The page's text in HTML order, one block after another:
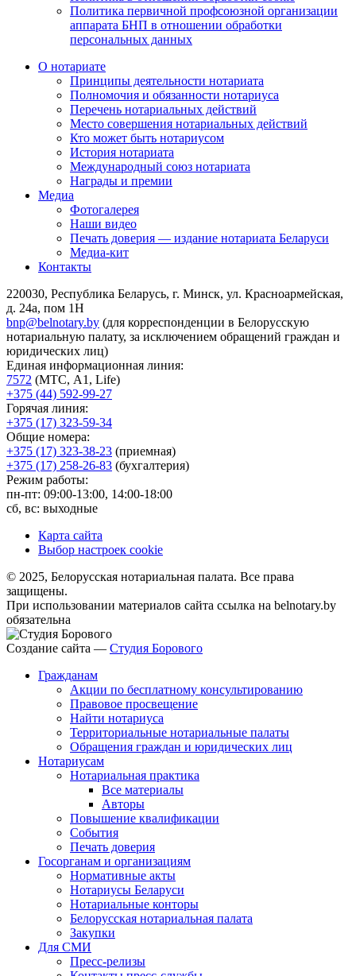
Политика первичной профсоюзной организации
аппарата БНП в отношении обработки
персональных данных
О нотариате
Принципы деятельности нотариата
Полномочия и обязанности нотариуса
Перечень нотариальных действий
Место совершения нотариальных действий
Кто может быть нотариусом
История нотариата
Международный союз нотариата
Награды и премии
Медиа
Фотогалерея
Наши видео
Печать доверия — издание нотариата Беларуси
Медиа-кит
Контакты
220030, Республика Беларусь, г. Минск, ул. Красноармейская,
д. 24а, пом 1Н
bnp@belnotary.by (для корреспонденции в Белорусскую
нотариальную палату, за исключением обращений граждан и
юридических лиц)
Единая информационная линия:
7572 (МТС, A1, Life)
+375 (44) 592-99-27
Горячая линия:
+375 (17) 323-59-34
Общие номера:
+375 (17) 323-38-23 (приемная)
+375 (17) 258-26-83 (бухгалтерия)
Режим работы:
пн-пт: 09:00-13:00, 14:00-18:00
сб, вс: выходные
Карта сайта
Выбор настроек cookie
© 2025, Белорусская нотариальная палата. Все права
защищены.
При использовании материалов сайта ссылка на belnotary.by
обязательна
Создание сайта — Студия Борового
Гражданам
Акции по бесплатному консультированию
Правовое просвещение
Найти нотариуса
Территориальные нотариальные палаты
Обращения граждан и юридических лиц
Нотариусам
Нотариальная практика
Все материалы
Авторы
Повышение квалификации
События
Печать доверия
Госорганам и организациям
Нормативные акты
Нотариусы Беларуси
Нотариальные конторы
Белорусская нотариальная палата
Закупки
Для СМИ
Пресс-релизы